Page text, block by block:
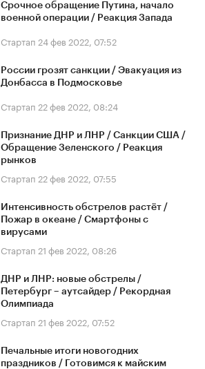
Срочное обращение Путина, начало
военной операции / Реакция Запада
Стартап 24 фев 2022, 07:52
России грозят санкции / Эвакуация из
Донбасса в Подмосковье
Стартап 22 фев 2022, 08:24
Признание ДНР и ЛНР / Санкции США /
Обращение Зеленского / Реакция
рынков
Стартап 22 фев 2022, 07:55
Интенсивность обстрелов растёт /
Пожар в океане / Смартфоны с
вирусами
Стартап 21 фев 2022, 08:26
ДНР и ЛНР: новые обстрелы /
Петербург – аутсайдер / Рекордная
Олимпиада
Стартап 21 фев 2022, 07:52
Печальные итоги новогодних
праздников / Готовимся к майским